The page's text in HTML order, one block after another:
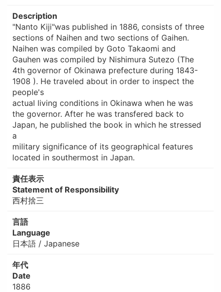
Description
"Nanto Kiji"was published in 1886, consists of three
sections of Naihen and two sections of Gaihen.
Naihen was compiled by Goto Takaomi and
Gauhen was compiled by Nishimura Sutezo (The
4th governor of Okinawa prefecture during 1843-
1908 ). He traveled about in order to inspect the
people's
actual living conditions in Okinawa when he was
the governor. After he was transfered back to
Japan, he published the book in which he stressed
a
military significance of its geographical features
located in southermost in Japan.
責任表示
Statement of Responsibility
西村捨三
言語
Language
日本語 / Japanese
年代
Date
1886